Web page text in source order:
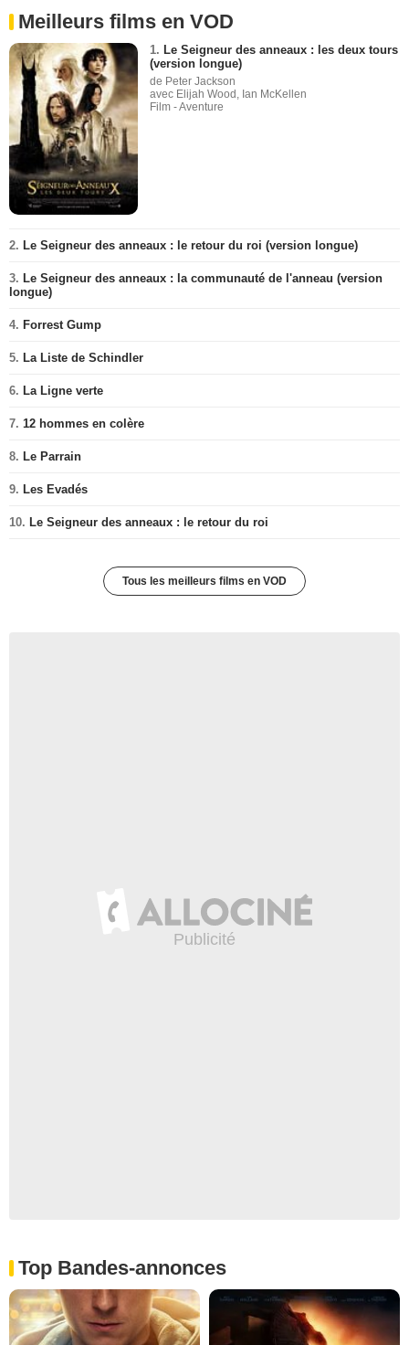
Meilleurs films en VOD
1. Le Seigneur des anneaux : les deux tours
(version longue)
de Peter Jackson
avec Elijah Wood, Ian McKellen
Film - Aventure
2. Le Seigneur des anneaux : le retour du roi (version longue)
3. Le Seigneur des anneaux : la communauté de l'anneau (version
longue)
4. Forrest Gump
5. La Liste de Schindler
6. La Ligne verte
7. 12 hommes en colère
8. Le Parrain
9. Les Evadés
10. Le Seigneur des anneaux : le retour du roi
Tous les meilleurs films en VOD
Top Bandes-annonces